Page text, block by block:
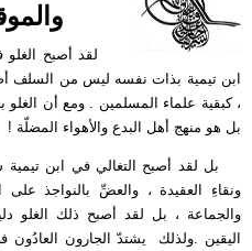
لقد أصبح الغلو
ابن تيمية بذات نفسه ليس من السلف
، كبقية علماء المسلمين . ومع أن
بل هو منهج أهل البدع والأهواء المضلّة !
بل لقد أصبح التغالي في ابن تيمية
ونقاءِ العقيدة ، والعضِّ بالنواجذ
والجماعة ، بل لقد أصبح ذلك الغلو
اليقين .ولذلك يشتدّ الجارون العادُون